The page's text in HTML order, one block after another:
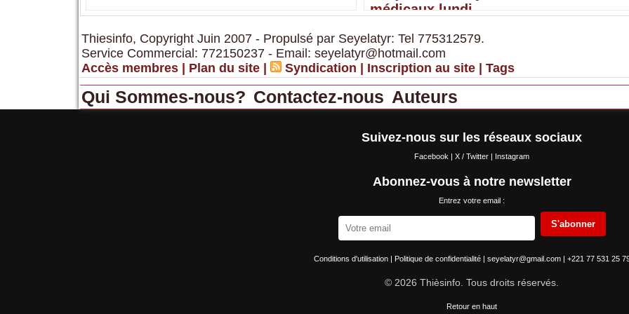
médicaux lundi
Thiesinfo, Copyright Juin 2007 - Propulsé par Seyelatyr: Tel 775312579.
Service Commercial: 772150237 - Email: seyelatyr@hotmail.com
Accès membres | Plan du site | Syndication | Inscription au site | Tags
Qui Sommes-nous? Contactez-nous Auteurs
Suivez-nous sur les réseaux sociaux
Facebook | X / Twitter | Instagram
Abonnez-vous à notre newsletter
Entrez votre email :
S'abonner
Conditions d'utilisation | Politique de confidentialité | seyelatyr@gmail.com | +221 77 531 25
© 2026 Thièsinfo. Tous droits réservés.
Retour en haut